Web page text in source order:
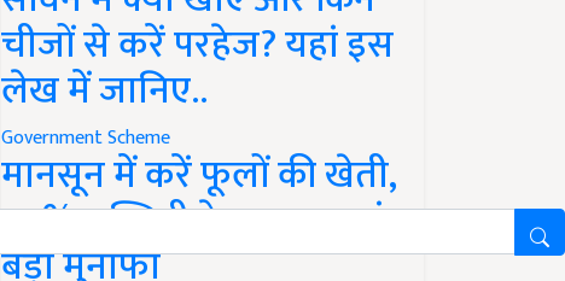
चीजों से करें परहेज? यहां इस
लेख में जानिए..
Government Scheme
मानसून में करें फूलों की खेती,
50% सब्सिडी के साथ कमाएं
बड़ा मुनाफा